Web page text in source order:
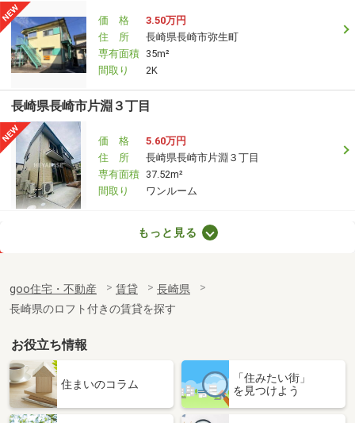
価 格
3.50万円
住 所
長崎県長崎市弥生町
専有面積 35m²
間取り
2K
長崎県長崎市片淵３丁目
価 格
5.60万円
住 所
長崎県長崎市片淵３丁目
専有面積 37.52m²
間取り
ワンルーム
長崎県長崎市片淵３丁目
専有面積
37.52m²
間取り
ワンルーム
長崎県長崎市西山４丁目
価 格
3.50万円
長崎県長崎市西山４丁目
専有面積 20m²
もっと見る
goo住宅・不動産 賃貸
長崎県
長崎県のロフト付きの賃貸を探す
お役立ち情報
住まいのコラム
「住みたい街」
を見つけよう